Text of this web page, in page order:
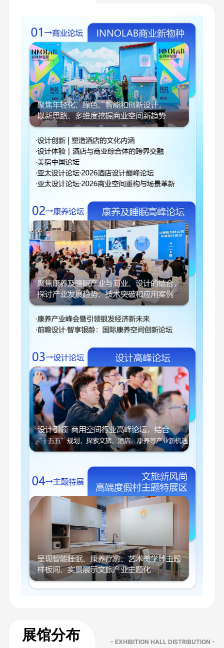
展馆分布 - EXHIBITION HALL DISTRIBUTION -